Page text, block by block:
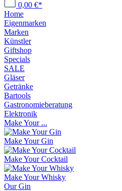
0,00 €*
Home
Eigenmarken
Marken
Künstler
Giftshop
Specials
SALE
Gläser
Getränke
Bartools
Gastronomieberatung
Elektronik
Make Your ...
Make Your Gin
Make Your Cocktail
Make Your Whisky
Our Gin